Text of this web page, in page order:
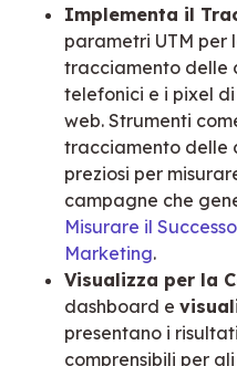
Implementa il
parametri UTM per
tracciamento delle
telefonici e i pixel
web. Strumenti
tracciamento delle
preziosi per
campagne che
Misurare il
Marketing.
Visualizza per la
dashboard e
presentano i
comprensibili per